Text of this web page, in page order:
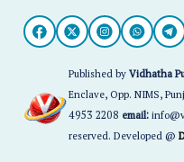
Published byVidhatha
Enclave, Opp. NIMS,
4953 2208 email:
reserved. Developed @